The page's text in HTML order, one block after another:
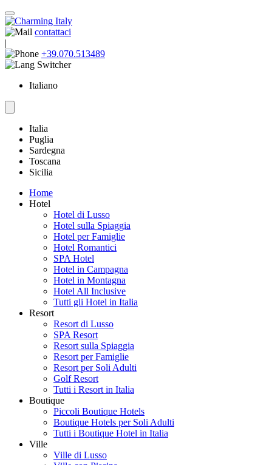
contattaci
|
+39.070.513489
Italiano
Italia
Puglia
Sardegna
Toscana
Sicilia
Home
Hotel
Hotel di Lusso
Hotel sulla Spiaggia
Hotel per Famiglie
Hotel Romantici
SPA Hotel
Hotel in Campagna
Hotel in Montagna
Hotel All Inclusive
Tutti gli Hotel in Italia
Resort
Resort di Lusso
SPA Resort
Resort sulla Spiaggia
Resort per Famiglie
Resort per Soli Adulti
Golf Resort
Tutti i Resort in Italia
Boutique
Piccoli Boutique Hotels
Boutique Hotels per Soli Adulti
Tutti i Boutique Hotel in Italia
Ville
Ville di Lusso